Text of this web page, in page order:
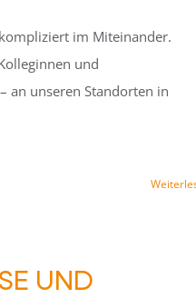
im Miteinander.
und
an unseren Standorten in
UND